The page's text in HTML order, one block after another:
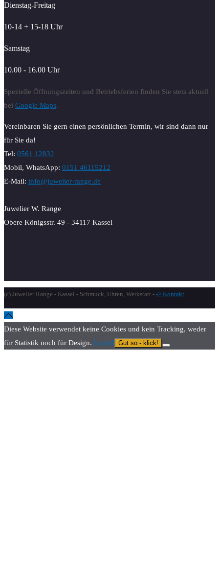
Dienstag-Freitag
10-14 + 15-18 Uhr
Samstag
10.00 - 16.00 Uhr
Spezielle Öffnungszeiten und Betriebsferien finden Sie stets aktuell
bei Google Maps.
Vereinbaren Sie gern einen persönlichen Termin, wir sind dann nur
für Sie da!
Tel: 0561 12832
Mobil, WhatsApp: 0151 46115212
E-Mail: info@juwelier-range.de
Juwelier W. Range
Obere Königsstr. 49 - 34117 Kassel
(c) Juwelier Range - Kassel - Schmuck, Uhren, Werkstatt - -> Kontakt
Diese Website verwendet keine Cookies und kein Tracking, weder
für Statistik noch für Design. [mehr] Gut so - klick!